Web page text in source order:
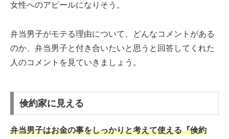
女性へのアピールになりそう。
弁当男子がモテる理由について、どんなコメントがある
のか、弁当男子と付き合いたいと思うと回答してくれた
人のコメントを見ていきましょう。
倹約家に見える
弁当男子はお金の事をしっかりと考えて使える『倹約